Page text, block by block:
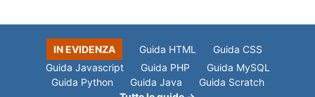
IN EVIDENZA Guida HTML
Guida CSS
Guida Javascript
Guida PHP
Guida MySQL
Guida Python
Guida Java
Guida Scratch